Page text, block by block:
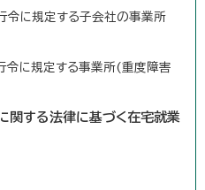
に規定する子会社の事業所
に規定する事業所(重度障害
する法律に基づく在宅就業